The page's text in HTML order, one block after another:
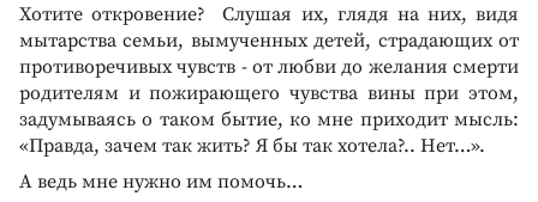
Хотите откровение? Слушая их, глядя на них, видя
мытарства семьи, вымученных детей, страдающих от
противоречивых чувств - от любви до желания смерти
родителям и пожирающего чувства вины при этом,
задумываясь о таком бытие, ко мне приходит мысль:
«Правда, зачем так жить? Я бы так хотела?.. Нет…».
А ведь мне нужно им помочь…